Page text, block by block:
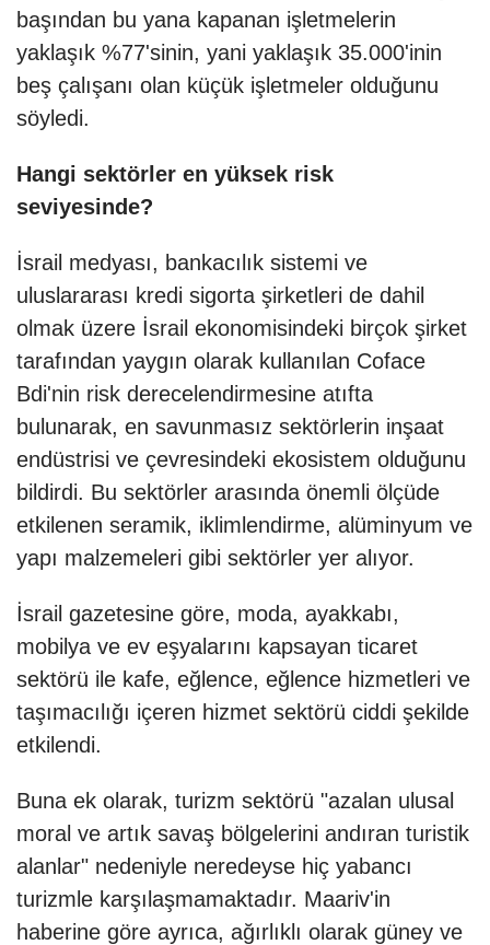
başından bu yana kapanan işletmelerin
yaklaşık %77'sinin, yani yaklaşık 35.000'inin
beş çalışanı olan küçük işletmeler olduğunu
söyledi.
Hangi sektörler en yüksek risk
seviyesinde?
İsrail medyası, bankacılık sistemi ve
uluslararası kredi sigorta şirketleri de dahil
olmak üzere İsrail ekonomisindeki birçok şirket
tarafından yaygın olarak kullanılan Coface
Bdi'nin risk derecelendirmesine atıfta
bulunarak, en savunmasız sektörlerin inşaat
endüstrisi ve çevresindeki ekosistem olduğunu
bildirdi. Bu sektörler arasında önemli ölçüde
etkilenen seramik, iklimlendirme, alüminyum ve
yapı malzemeleri gibi sektörler yer alıyor.
İsrail gazetesine göre, moda, ayakkabı,
mobilya ve ev eşyalarını kapsayan ticaret
sektörü ile kafe, eğlence, eğlence hizmetleri ve
taşımacılığı içeren hizmet sektörü ciddi şekilde
etkilendi.
Buna ek olarak, turizm sektörü "azalan ulusal
moral ve artık savaş bölgelerini andıran turistik
alanlar" nedeniyle neredeyse hiç yabancı
turizmle karşılaşmamaktadır. Maariv'in
haberine göre ayrıca, ağırlıklı olarak güney ve